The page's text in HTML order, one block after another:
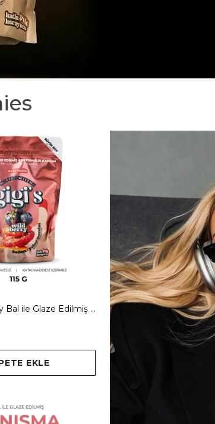
Açai Wild Berry Bal ile Glaze Edilmiş Crunchie Karışım
EKLE